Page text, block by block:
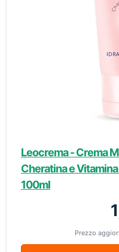
Leocrema - Crema
Cheratina e
100ml
Prezzo